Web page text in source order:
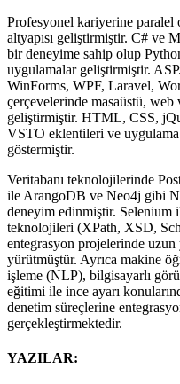
Profesyonel kariyerine
altyapısı geliştirmiştir. C# ve
bir deneyime sahip olup
uygulamalar geliştirmiştir.
WinForms, WPF, Laravel,
çerçevelerinde masaüstü,
geliştirmiştir. HTML, CSS,
VSTO eklentileri ve
göstermiştir.
Veritabanı teknolojilerinde
ile ArangoDB ve Neo4j gibi
deneyim edinmiştir.
teknolojileri (XPath, XSD,
entegrasyon projelerinde uzun
yürütmüştür. Ayrıca makine
işleme (NLP), bilgisayarlı
eğitimi ile ince ayarı
denetim süreçlerine
gerçekleştirmektedir.
YAZILAR: